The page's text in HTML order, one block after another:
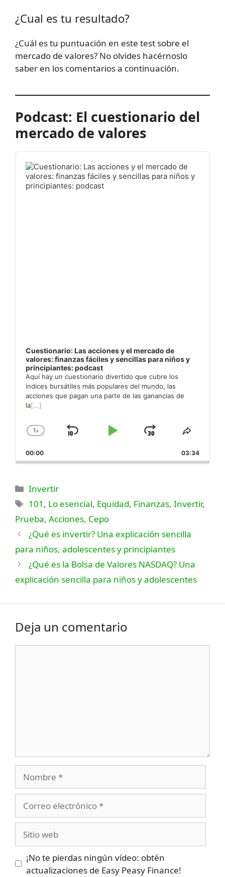
¿Cual es tu resultado?
¿Cuál es tu puntuación en este test sobre el
mercado de valores? No olvides hacérnoslo
saber en los comentarios a continuación.
Podcast: El cuestionario del
mercado de valores
Audio
Player
Cuestionario: Las acciones y el mercado de
valores: finanzas fáciles y sencillas para niños y
principiantes: podcast
Aquí hay un cuestionario divertido que cubre los
índices bursátiles más populares del mundo, las
acciones que pagan una parte de las ganancias de
la[...]
Cambiar
velocidad
de
1x
Saltar
atrás
Reproducir
Saltar
hacia
adelante
00:00 03:34
Categorías
Invertir
Etiquetas
101 , Lo esencial, Equidad, Finanzas,Invertir,
Prueba, Acciones, Cepo
¿Qué es invertir? Una explicación sencilla
para niños, adolescentes y principiantes
¿Qué es la Bolsa de Valores NASDAQ? Una
explicación sencilla para niños y adolescentes
Deja un comentario
electrónico
web
¡No te pierdas ningún vídeo: obtén
actualizaciones de Easy Peasy Finance!